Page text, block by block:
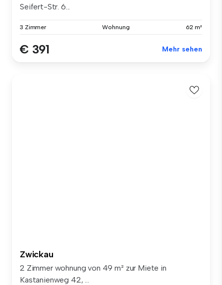
Seifert-Str. 6...
3 Zimmer Wohnung 62 m²
€ 391 Mehr sehen
Zwickau
2 Zimmer wohnung von 49 m² zur Miete in
Kastanienweg 42, ...